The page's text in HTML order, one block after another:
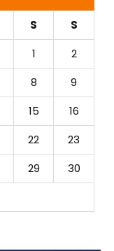
S
S
1
2
8
9
15
16
22
23
29
30